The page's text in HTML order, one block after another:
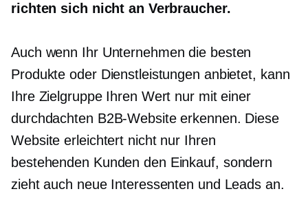
richten sich nicht an Verbraucher.
Auch wenn Ihr Unternehmen die besten
Produkte oder Dienstleistungen anbietet, kann
Ihre Zielgruppe Ihren Wert nur mit einer
durchdachten B2B-Website erkennen. Diese
Website erleichtert nicht nur Ihren
bestehenden Kunden den Einkauf, sondern
zieht auch neue Interessenten und Leads an.